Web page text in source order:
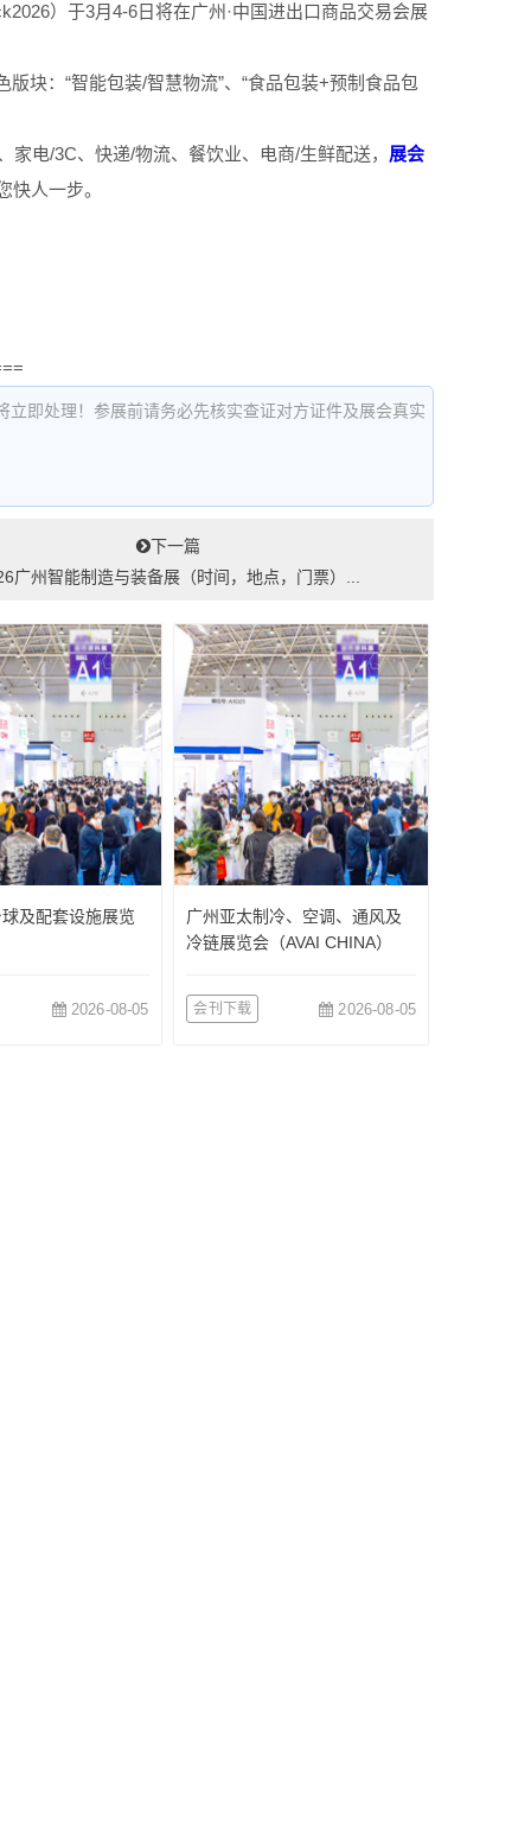
）于3月4-6日将在广州·中国进出口商品交易会展
块：“智能包装/智慧物流”、“食品包装+预制食品包
电/3C、快递/物流、餐饮业、电商/生鲜配送， 展会
人一步。
立即处理！参展前请务必先核实查证对方证件及展会真实
下一篇
广州智能制造与装备展（时间，地点，门票）...
及配套设施展览
2026-08-05
广州亚太制冷、空调、通风及
冷链展览会（AVAI CHINA）
会刊下载 2026-08-05